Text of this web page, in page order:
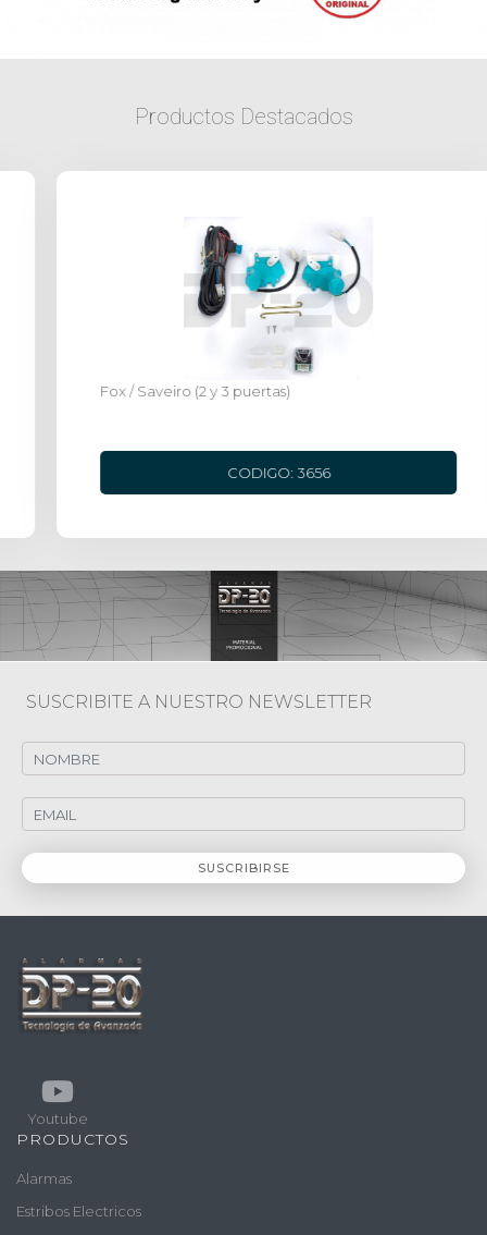
Productos Destacados
Fox / Saveiro (2 y 3 puertas)
CODIGO: 3656
SUSCRIBITE A NUESTRO NEWSLETTER
Youtube
PRODUCTOS
Alarmas
Estribos Electricos